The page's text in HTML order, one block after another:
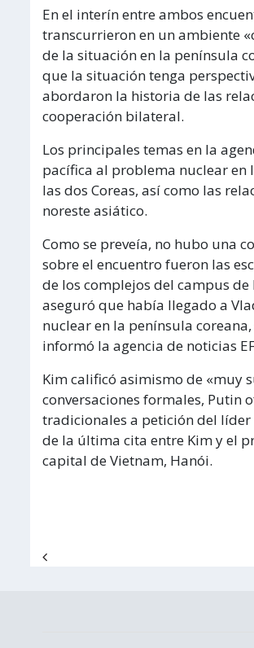
En el interín entre ambos
transcurrieron en un ambiente
de la situación en la península
que la situación tenga
abordaron la historia de las
cooperación bilateral.
Los principales temas en la
pacífica al problema nuclear en
las dos Coreas, así como las
noreste asiático.
Como se preveía, no hubo una
sobre el encuentro fueron las
de los complejos del campus
aseguró que había llegado a
nuclear en la península
informó la agencia de noticias
Kim calificó asimismo de «muy
conversaciones formales, Putin
tradicionales a petición del líder
de la última cita entre Kim y el
capital de Vietnam, Hanói.